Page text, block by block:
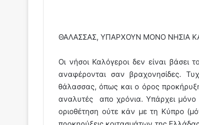
ΘΑΛΑΣΣΑΣ, ΥΠΑΡΧΟΥΝ ΜΟΝΟ ΝΗΣΙΑ
Οι νήσοι Καλόγεροι δεν είναι
αναφέρονται σαν βραχονησίδες.
θάλασσας, όπως και ο όρος
αναλυτές απο χρόνια. Υπάρχει μόνο
οριοθέτηση ούτε κάν με τη Κύπρο